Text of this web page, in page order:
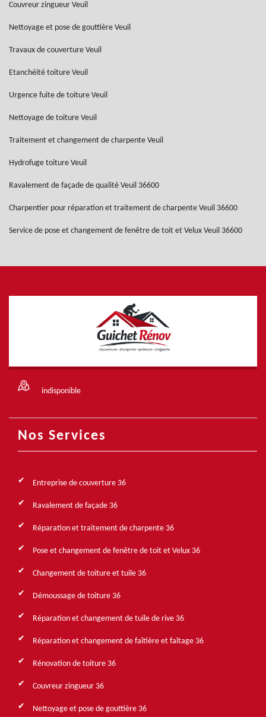
Couvreur zingueur Veuil
Nettoyage et pose de gouttière Veuil
Travaux de couverture Veuil
Etanchéité toiture Veuil
Urgence fuite de toiture Veuil
Nettoyage de toiture Veuil
Traitement et changement de charpente Veuil
Hydrofuge toiture Veuil
Ravalement de façade de qualité Veuil 36600
Charpentier pour réparation et traitement de charpente Veuil 36600
Service de pose et changement de fenêtre de toit et Velux Veuil 36600
indisponible
Nos Services
Entreprise de couverture 36
Ravalement de façade 36
Réparation et traitement de charpente 36
Pose et changement de fenêtre de toit et Velux 36
Changement de toiture et tuile 36
Démoussage de toiture 36
Réparation et changement de tuile de rive 36
Réparation et changement de faîtière et faîtage 36
Rénovation de toiture 36
Couvreur zingueur 36
Nettoyage et pose de gouttière 36